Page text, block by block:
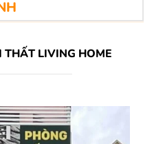
THẤT LIVING HOME